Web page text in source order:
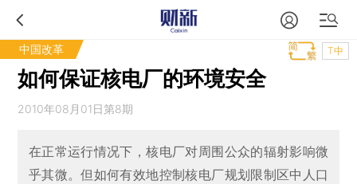
中国改革 T中
如何保证核电厂的环境安全
2010年08月01日第8期
在正常运行情况下，核电厂对周围公众的辐射影响微
乎其微。但如何有效地控制核电厂规划限制区中人口